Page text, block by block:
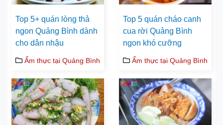
Top 5+ quán lòng thả
ngon Quảng Bình dành
cho dân nhậu
Ẩm thực tại Quảng Bình
Top 5 quán cháo canh
cua rời Quảng Bình
ngon khó cưỡng
Ẩm thực tại Quảng Bình